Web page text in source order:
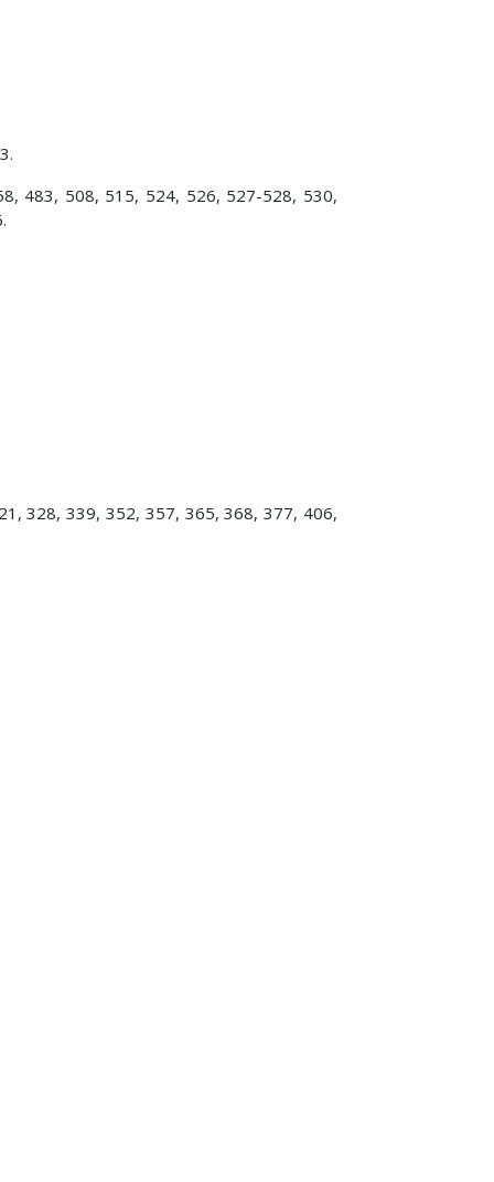
483, 508, 515, 524, 526, 527-528, 530,
328, 339, 352, 357, 365, 368, 377, 406,